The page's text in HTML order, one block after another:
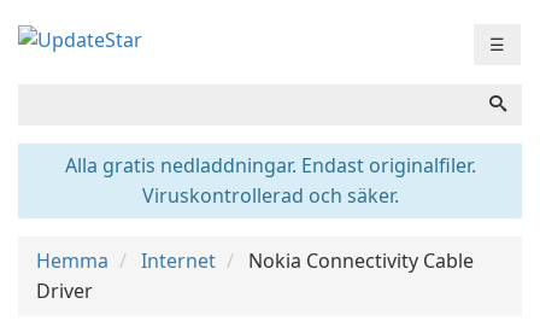
☰
Alla gratis nedladdningar. Endast originalfiler.
Viruskontrollerad och säker.
Hemma Internet
Nokia Connectivity Cable
Driver